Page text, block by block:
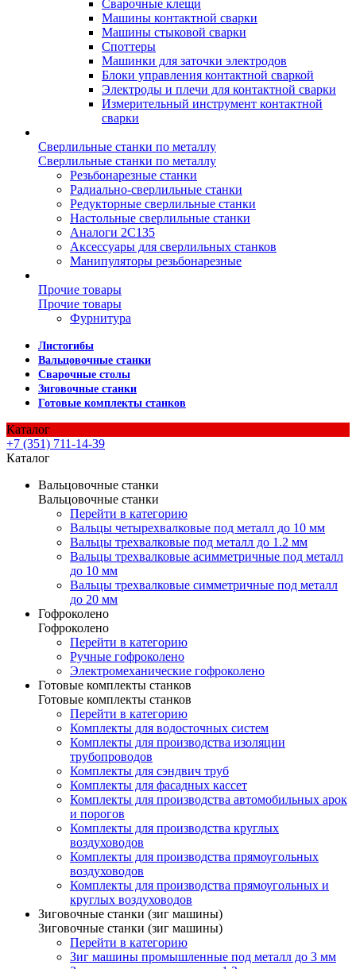
Сварочные клещи
Машины контактной сварки
Машины стыковой сварки
Споттеры
Машинки для заточки электродов
Блоки управления контактной сваркой
Электроды и плечи для контактной сварки
Измерительный инструмент контактной
сварки
Сверлильные станки по металлу
Сверлильные станки по металлу
Резьбонарезные станки
Радиально-сверлильные станки
Редукторные сверлильные станки
Настольные сверлильные станки
Аналоги 2С135
Аксессуары для сверлильных станков
Манипуляторы резьбонарезные
Прочие товары
Прочие товары
Фурнитура
Листогибы
Вальцовочные станки
Сварочные столы
Зиговочные станки
Готовые комплекты станков
Каталог
+7 (351) 711-14-39
Каталог
Вальцовочные станки
Вальцовочные станки
Перейти в категорию
Вальцы четырехвалковые под металл до 10 мм
Вальцы трехвалковые под металл до 1.2 мм
Вальцы трехвалковые асимметричные под металл
до 10 мм
Вальцы трехвалковые симметричные под металл
до 20 мм
Гофроколено
Гофроколено
Перейти в категорию
Ручные гофроколено
Электромеханические гофроколено
Готовые комплекты станков
Готовые комплекты станков
Перейти в категорию
Комплекты для водосточных систем
Комплекты для производства изоляции
трубопроводов
Комплекты для сэндвич труб
Комплекты для фасадных кассет
Комплекты для производства автомобильных арок
и порогов
Комплекты для производства круглых
воздуховодов
Комплекты для производства прямоугольных
воздуховодов
Комплекты для производства прямоугольных и
круглых воздуховодов
Зиговочные станки (зиг машины)
Зиговочные станки (зиг машины)
Перейти в категорию
Зиг машины промышленные под металл до 3 мм